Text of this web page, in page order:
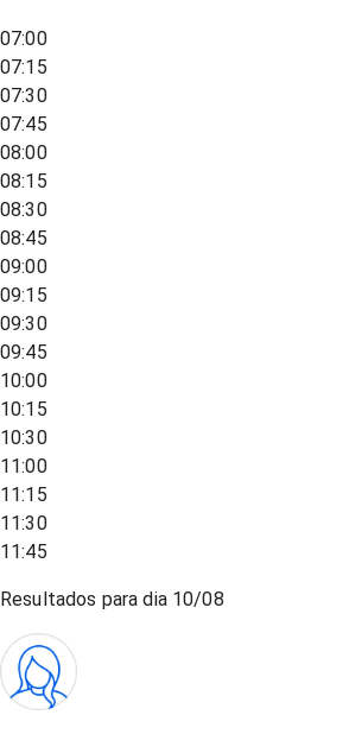
07:00
07:15
07:30
07:45
08:00
08:15
08:30
08:45
09:00
09:15
09:30
09:45
10:00
10:15
10:30
11:00
11:15
11:30
11:45
Resultados para dia 10/08